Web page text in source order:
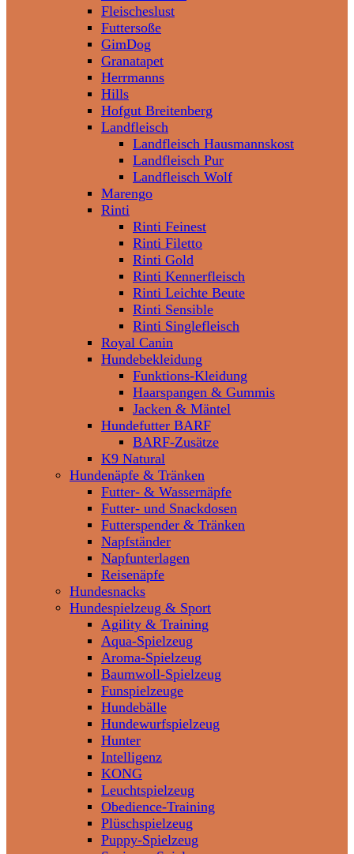
Fleischeslust
Futtersoße
GimDog
Granatapet
Herrmanns
Hills
Hofgut Breitenberg
Landfleisch
Landfleisch Hausmannskost
Landfleisch Pur
Landfleisch Wolf
Marengo
Rinti
Rinti Feinest
Rinti Filetto
Rinti Gold
Rinti Kennerfleisch
Rinti Leichte Beute
Rinti Sensible
Rinti Singlefleisch
Royal Canin
Hundebekleidung
Funktions-Kleidung
Haarspangen & Gummis
Jacken & Mäntel
Hundefutter BARF
BARF-Zusätze
K9 Natural
Hundenäpfe & Tränken
Futter- & Wassernäpfe
Futter- und Snackdosen
Futterspender & Tränken
Napfständer
Napfunterlagen
Reisenäpfe
Hundesnacks
Hundespielzeug & Sport
Agility & Training
Aqua-Spielzeug
Aroma-Spielzeug
Baumwoll-Spielzeug
Funspielzeuge
Hundebälle
Hundewurfspielzeug
Hunter
Intelligenz
KONG
Leuchtspielzeug
Obedience-Training
Plüschspielzeug
Puppy-Spielzeug